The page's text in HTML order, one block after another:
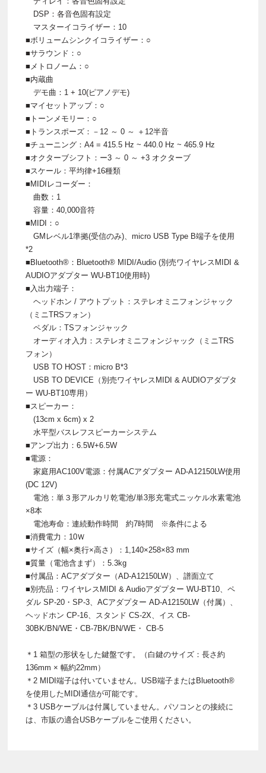
DSP：各音色固有設定
マスターイコライザー：10
■ボリュームシンクイコライザー：○
■サラウンド：○
■メトロノーム：○
■内蔵曲
デモ曲：1 + 10(ピアノデモ)
■マイセットアップ：○
■トーンメモリー：○
■トランスポーズ：－12 ～ 0 ～ ＋12半音
■チューニング：A4 = 415.5 Hz ~ 440.0 Hz ~ 465.9 Hz
■オクターブシフト：ー3 ～ 0 ～ +3 オクターブ
■スケール：平均律+16種類
■MIDIレコーダー：
曲数：1
容量：40,000音符
■MIDI：○
GMレベル1準拠(受信のみ)、micro USB Type B端子を使用
*2
■Bluetooth®：Bluetooth® MIDI/Audio (別売ワイヤレスMIDI &
AUDIOアダプター WU-BT10使用時)
■入出力端子：
ヘッドホン / アウトプット：ステレオミニフォンジャック
（ミニTRSフォン）
ペダル：TSフォンジャック
オーディオ入力：ステレオミニフォンジャック（ミニTRS
フォン）
USB TO HOST：micro B*3
USB TO DEVICE（別売ワイヤレスMIDI & AUDIOアダプタ
ー WU-BT10専用）
■スピーカー：
(13cm x 6cm) x 2
水平型バスレフスピーカーシステム
■アンプ出力：6.5W+6.5W
■電源：
家庭用AC100V電源：付属ACアダプター AD-A12150LW使用
(DC 12V)
電池：単３形アルカリ乾電池/単3形充電式ニッケル水素電池
×8本
電池寿命：連続動作時間 約7時間 ※条件による
■消費電力：10Ｗ
■サイズ（幅×奥行×高さ）：1,140×258×83 mm
■質量（電池含まず）：5.3kg
■付属品：ACアダプター（AD-A12150LW）、譜面立て
■別売品：ワイヤレスMIDI & Audioアダプター WU-BT10、ペ
ダル SP-20・SP-3、ACアダプター AD-A12150LW（付属）、
ヘッドホン CP-16、スタンド CS-2X、イス CB-
30BK/BN/WE・CB-7BK/BN/WE・ CB-5
＊1 箱型の形状をした鍵盤です。（白鍵のサイズ：長さ約
136mm × 幅約22mm）
＊2 MIDI端子は付いていません。USB端子またはBluetooth®
を使用したMIDI通信が可能です。
＊3 USBケーブルは付属していません。パソコンとの接続に
は、市販の適合USBケーブルをご使用ください。